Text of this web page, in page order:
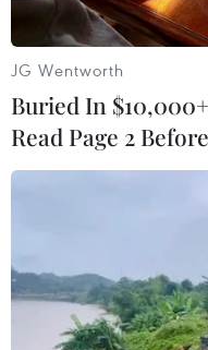
vừa thiệt mạng do bất
di động.
JG Wentworth
Buried In
Read Page 2